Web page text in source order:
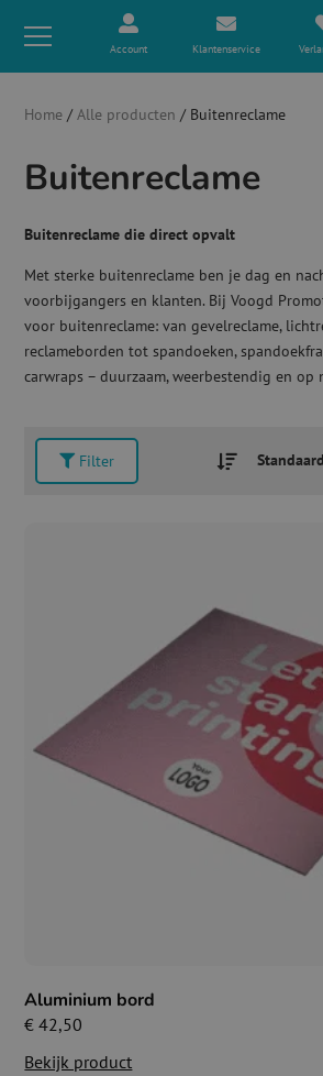
Account Klantenservice
Home / Alle producten / Buitenreclame
Buitenreclame
Buitenreclame die direct opvalt
Met sterke buitenreclame ben je dag en
voorbijgangers en klanten. Bij Voogd
voor buitenreclame: van gevelreclame,
reclameborden tot spandoeken,
carwraps – duurzaam, weerbestendig en op
Filter
Aluminium bord
€ 42,50
Bekijk product